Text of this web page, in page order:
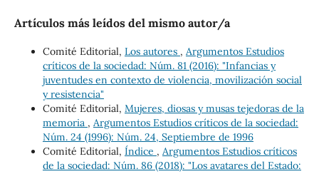
Artículos más leídos del mismo autor/a
Comité Editorial, Los autores , Argumentos Estudios
críticos de la sociedad: Núm. 81 (2016): "Infancias y
juventudes en contexto de violencia, movilización social
y resistencia"
Comité Editorial, Mujeres, diosas y musas tejedoras de la
memoria , Argumentos Estudios críticos de la sociedad:
Núm. 24 (1996): Núm. 24, Septiembre de 1996
Comité Editorial, Índice , Argumentos Estudios críticos
de la sociedad: Núm. 86 (2018): "Los avatares del Estado: